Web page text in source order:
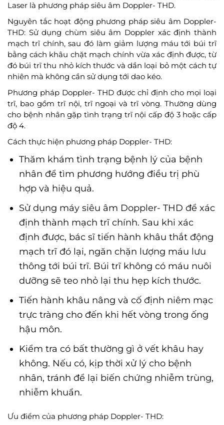
Laser là phương pháp siêu âm Doppler- THD.
Nguyên tắc hoạt động phương pháp siêu âm Doppler-
THD: Sử dụng chùm siêu âm Doppler xác định thành
mạch trĩ chính, sau đó làm giảm lượng máu tới búi trĩ
bằng cách khâu chặt mạch chính vừa xác định được, từ
đó búi trĩ thu nhỏ kích thước và dần loại bỏ một cách tự
nhiên mà không cần sử dụng tới dao kéo.
Phương pháp Doppler- THD được chỉ định cho mọi loại
trĩ, bao gồm trĩ nội, trĩ ngoại và trĩ vòng. Thường dùng
cho bệnh nhân gặp tình trạng trĩ nội cấp độ 3 hoặc cấp
độ 4.
Cách thực hiện phương pháp Doppler- THD:
Thăm khám tình trạng bệnh lý của bệnh
nhân để tìm phương hướng điều trị phù
hợp và hiệu quả.
Sử dụng máy siêu âm Doppler- THD để xác
định thành mạch trĩ chính. Sau khi xác
định được, bác sĩ tiến hành khâu thắt động
mạch trĩ đó lại, ngăn chặn lượng máu lưu
thông tới búi trĩ. Búi trĩ không có máu nuôi
dưỡng sẽ teo nhỏ lại thu hẹp kích thước.
Tiến hành khâu nâng và cố định niêm mạc
trực tràng cho đến khi hết vòng trong ống
hậu môn.
Kiểm tra có bất thường gì ở vết khâu hay
không. Nếu có, kịp thời xử lý cho bệnh
nhân, tránh để lại biến chứng nhiễm trùng,
nhiễm khuẩn.
Ưu điểm của phương pháp Doppler- THD: